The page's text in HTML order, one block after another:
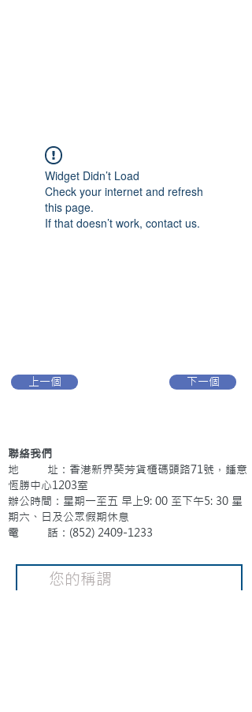
Widget Didn’t Load
Check your internet and refresh
this page.
If that doesn’t work, contact us.
上一個 下一個
聯絡我們
地 址：香港新界葵芳貨櫃碼頭路71號，鍾意
恆勝中心1203室
辦公時間：星期一至五 早上9: 00 至下午5: 30 星
期六、日及公眾假期休息
電 話：(852) 2409-1233